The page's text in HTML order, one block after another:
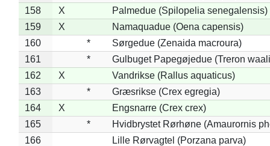
158
X
Palmedue (Spilopelia senegalensis)
159
X
Namaquadue (Oena capensis)
160
*
Sørgedue (Zenaida macroura)
161
*
Gulbuget Papegøjedue (Treron
162
X
Vandrikse (Rallus aquaticus)
163
*
Græsrikse (Crex egregia)
164
X
Engsnarre (Crex crex)
165
*
Hvidbrystet Rørhøne (Amaurornis
166
Lille Rørvagtel (Porzana parva)